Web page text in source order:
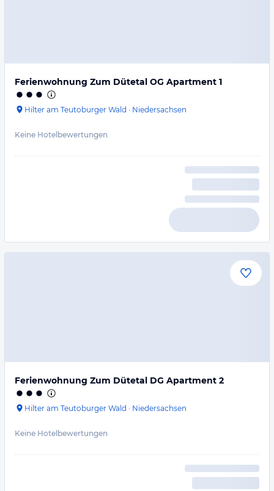
Ferienwohnung Zum Dütetal OG Apartment 1
Hilter am Teutoburger Wald · Niedersachsen
Keine Hotelbewertungen
Ferienwohnung Zum Dütetal DG Apartment 2
Hilter am Teutoburger Wald · Niedersachsen
Keine Hotelbewertungen